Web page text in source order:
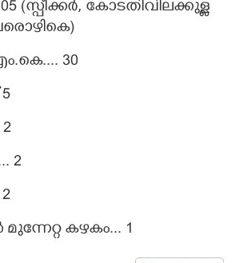
(സ്പീക്കർ, കോടതിവിലക്കുള്ള
30
2
കഴകം... 1